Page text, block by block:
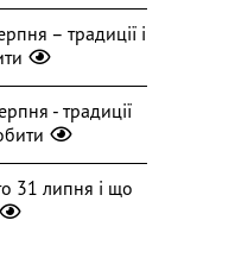
– традиції і
- традиції
31 липня і що